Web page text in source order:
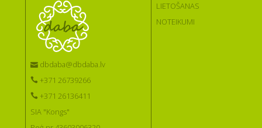
dbdaba@dbdaba.lv
+371 26739266
+371 26136411
SIA "Kongs"
LIETOŠANAS
NOTEIKUMI